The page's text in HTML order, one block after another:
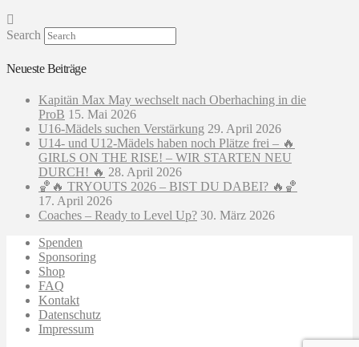
Search
Neueste Beiträge
Kapitän Max May wechselt nach Oberhaching in die
ProB 15. Mai 2026
U16-Mädels suchen Verstärkung 29. April 2026
U14- und U12-Mädels haben noch Plätze frei – 🔥
GIRLS ON THE RISE! – WIR STARTEN NEU
DURCH! 🔥 28. April 2026
🏀🔥 TRYOUTS 2026 – BIST DU DABEI? 🔥🏀
17. April 2026
Coaches – Ready to Level Up? 30. März 2026
Spenden
Sponsoring
Shop
FAQ
Kontakt
Datenschutz
Impressum